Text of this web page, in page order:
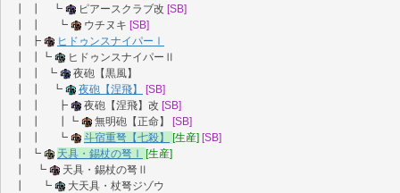
┃ ┃ ┗
ピアースクラブ改 [SB]
┃ ┃ ┗
ウチヌキ [SB]
┃ ┣
ヒドゥンスナイパーⅠ
┃ ┃┗
ヒドゥンスナイパーⅡ
┃ ┃ ┗
夜砲【黒風】
┃ ┃ ┗
夜砲【涅飛】
[SB]
┃ ┃ ┣
夜砲【涅飛】改 [SB]
┃ ┃ ┃┗
無明砲【正命】
[SB]
┃ ┃ ┗
斗宿重弩【七殺】 [生産] [SB]
┃ ┗
天具・錫杖の弩Ⅰ
[生産]
┃ ┗
天具・錫杖の弩Ⅱ
┃ ┗
大天具・杖弩ジゾウ